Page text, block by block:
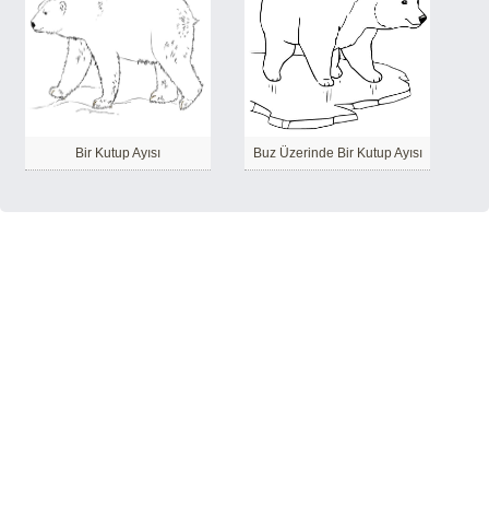
Bir Kutup Ayısı Buz Üzerinde Bir Kutup Ayısı